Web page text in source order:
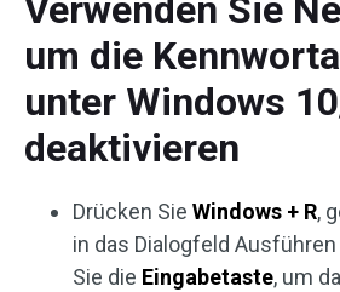
Verwenden Sie
um die
unter Windows
deaktivieren
Drücken Sie Windows + R,
in das Dialogfeld
Sie die Eingabetaste, um